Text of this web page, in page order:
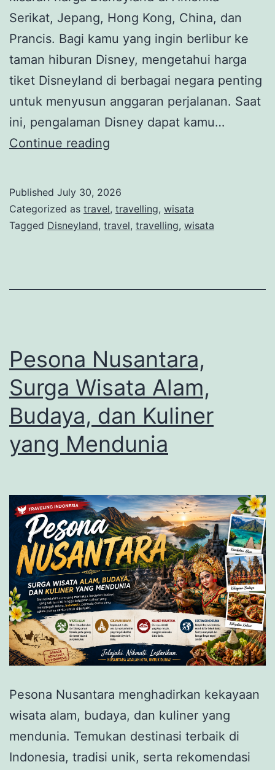
Serikat, Jepang, Hong Kong, China, dan
Prancis. Bagi kamu yang ingin berlibur ke
taman hiburan Disney, mengetahui harga
tiket Disneyland di berbagai negara penting
untuk menyusun anggaran perjalanan. Saat
ini, pengalaman Disney dapat kamu…
Continue reading
di
Berbagai
Published July 30, 2026
Categorized as travel, travelling, wisata
Tagged Disneyland, travel, travelling, wisata
Pesona Nusantara,
Surga Wisata Alam,
Budaya, dan Kuliner
yang Mendunia
Pesona Nusantara menghadirkan kekayaan
wisata alam, budaya, dan kuliner yang
mendunia. Temukan destinasi terbaik di
Indonesia, tradisi unik, serta rekomendasi